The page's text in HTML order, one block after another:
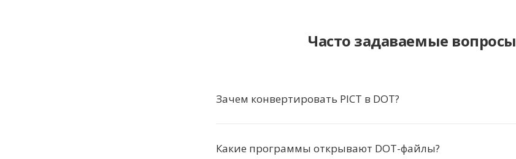
Часто задаваемые вопросы
Зачем конвертировать PICT в DOT?
Какие программы открывают DOT-файлы?